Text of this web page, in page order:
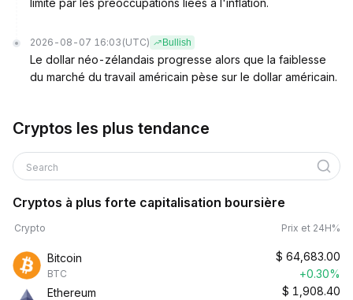
limité par les préoccupations liées à l'inflation.
2026-08-07 16:03 (UTC) Bullish
Le dollar néo-zélandais progresse alors que la faiblesse
du marché du travail américain pèse sur le dollar américain.
Cryptos les plus tendance
Search
Cryptos à plus forte capitalisation boursière
Crypto Prix et 24H%
Bitcoin
BTC
$ 64,683.00
+0.30%
Ethereum
$ 1,908.40